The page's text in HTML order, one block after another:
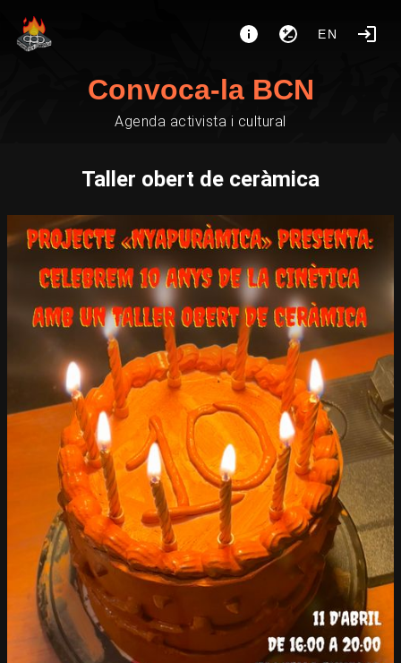
EN
Convoca-la BCN
Agenda activista i cultural
Taller obert de ceràmica